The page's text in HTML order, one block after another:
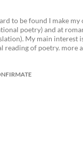
to be found I make
poetry) and at
My main interest
reading of poetry. more